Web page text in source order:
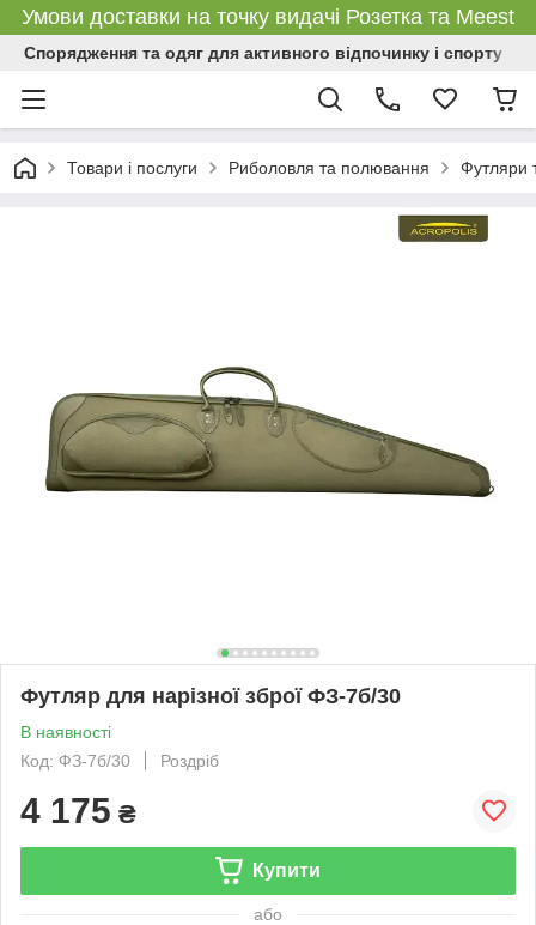
Умови доставки на точку видачі Розетка та Meest
Спорядження та одяг для активного відпочинку і спорту
Товари і послуги Риболовля та полювання Футляри
Футляр для нарізної зброї ФЗ-7б/30
В наявності
Код: ФЗ-7б/30
Роздріб
4 175 ₴
Купити
або